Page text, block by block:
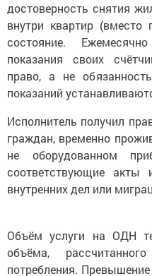
достоверность снятия
внутри квартир
состояние.
показания своих
право, а не
показаний
Исполнитель получил
граждан, временно
не оборудованном
соответствующие
внутренних дел или
Объём услуги на ОДН
объёма,
потребления.